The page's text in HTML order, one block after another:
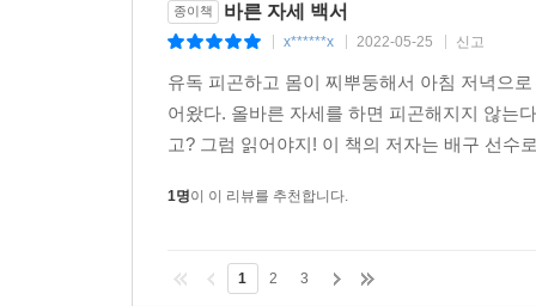
종이책 바른 자세 백서
x******x 2022-05-25 신고
유독 피곤하고 몸이 찌뿌둥해서 아침 저녁으
어왔다. 올바른 자세를 하면 피곤해지지 않는
고? 그럼 읽어야지! 이 책의 저자는 배구 선수
1명이 이 리뷰를 추천합니다.
1 2 3